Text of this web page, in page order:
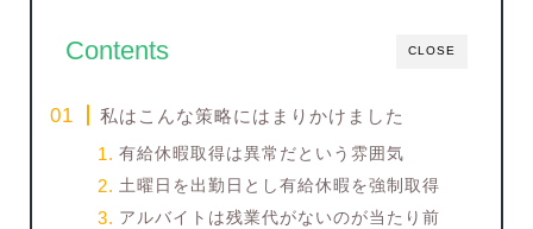
CLOSE
Contents
私はこんな策略にはまりかけました
有給休暇取得は異常だという雰囲気
土曜日を出勤日とし有給休暇を強制取得
アルバイトは残業代がないのが当たり前